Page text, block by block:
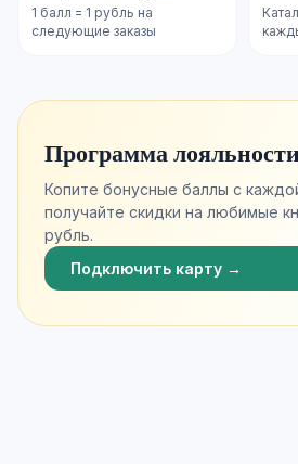
1 балл = 1 рубль на
следующие заказы
Программа лояльности
Копите бонусные баллы с
получайте скидки на любимые
рубль.
Подключить карту →